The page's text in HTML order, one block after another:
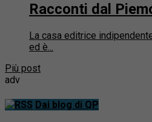
Racconti dal
La casa editrice
ed è...
Più post
adv
Dai blog di QP